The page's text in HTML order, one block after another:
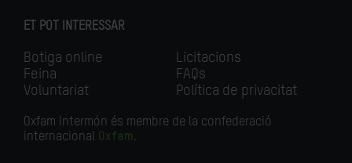
ET POT INTERESSAR
Botiga online
Feina
Voluntariat
Licitacions
FAQs
Política de privacitat
Oxfam Intermón és membre de la confederació
internacional Oxfam.